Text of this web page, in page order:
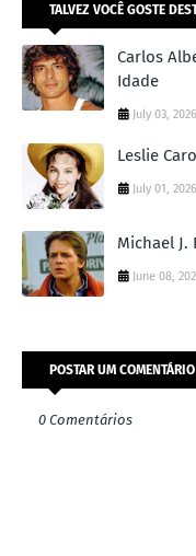
TALVEZ VOCÊ GOSTE
Carlos
Idade
July 03, 2026
Leslie
July 01, 2026
Michael J.
June 08,
POSTAR UM COMENTÁRIO
0 Comentários